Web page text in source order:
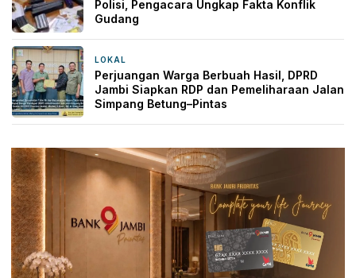
Polisi, Pengacara Ungkap Fakta Konflik
Gudang
LOKAL
Perjuangan Warga Berbuah Hasil, DPRD
Jambi Siapkan RDP dan Pemeliharaan Jalan
Simpang Betung–Pintas